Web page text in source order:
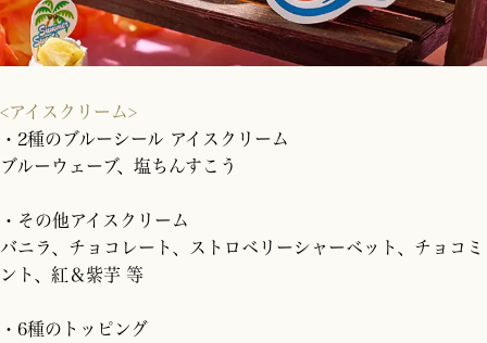
<アイスクリーム>
・2種のブルーシール アイスクリーム
ブルーウェーブ、塩ちんすこう
・その他アイスクリーム
バニラ、チョコレート、ストロベリーシャーベット、チョコミ
ント、紅＆紫芋 等
・6種のトッピング